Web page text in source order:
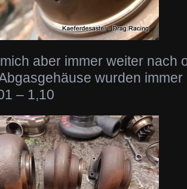
aber immer weiter nach
wurden
– 1,10